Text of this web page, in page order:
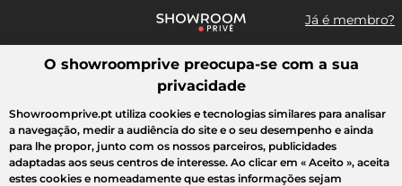
Já é membro?
Pesquisar uma marca, um artigo, uma venda...
Todas as vendas Moda Desporto Casa Criança Beleza
O showroomprive preocupa-se com a sua
privacidade
Showroomprive.pt utiliza cookies e tecnologias similares para analisar
a navegação, medir a audiência do site e o seu desempenho e ainda
para lhe propor, junto com os nossos parceiros, publicidades
adaptadas aos seus centros de interesse. Ao clicar em « Aceito », aceita
estes cookies e nomeadamente que estas informações sejam